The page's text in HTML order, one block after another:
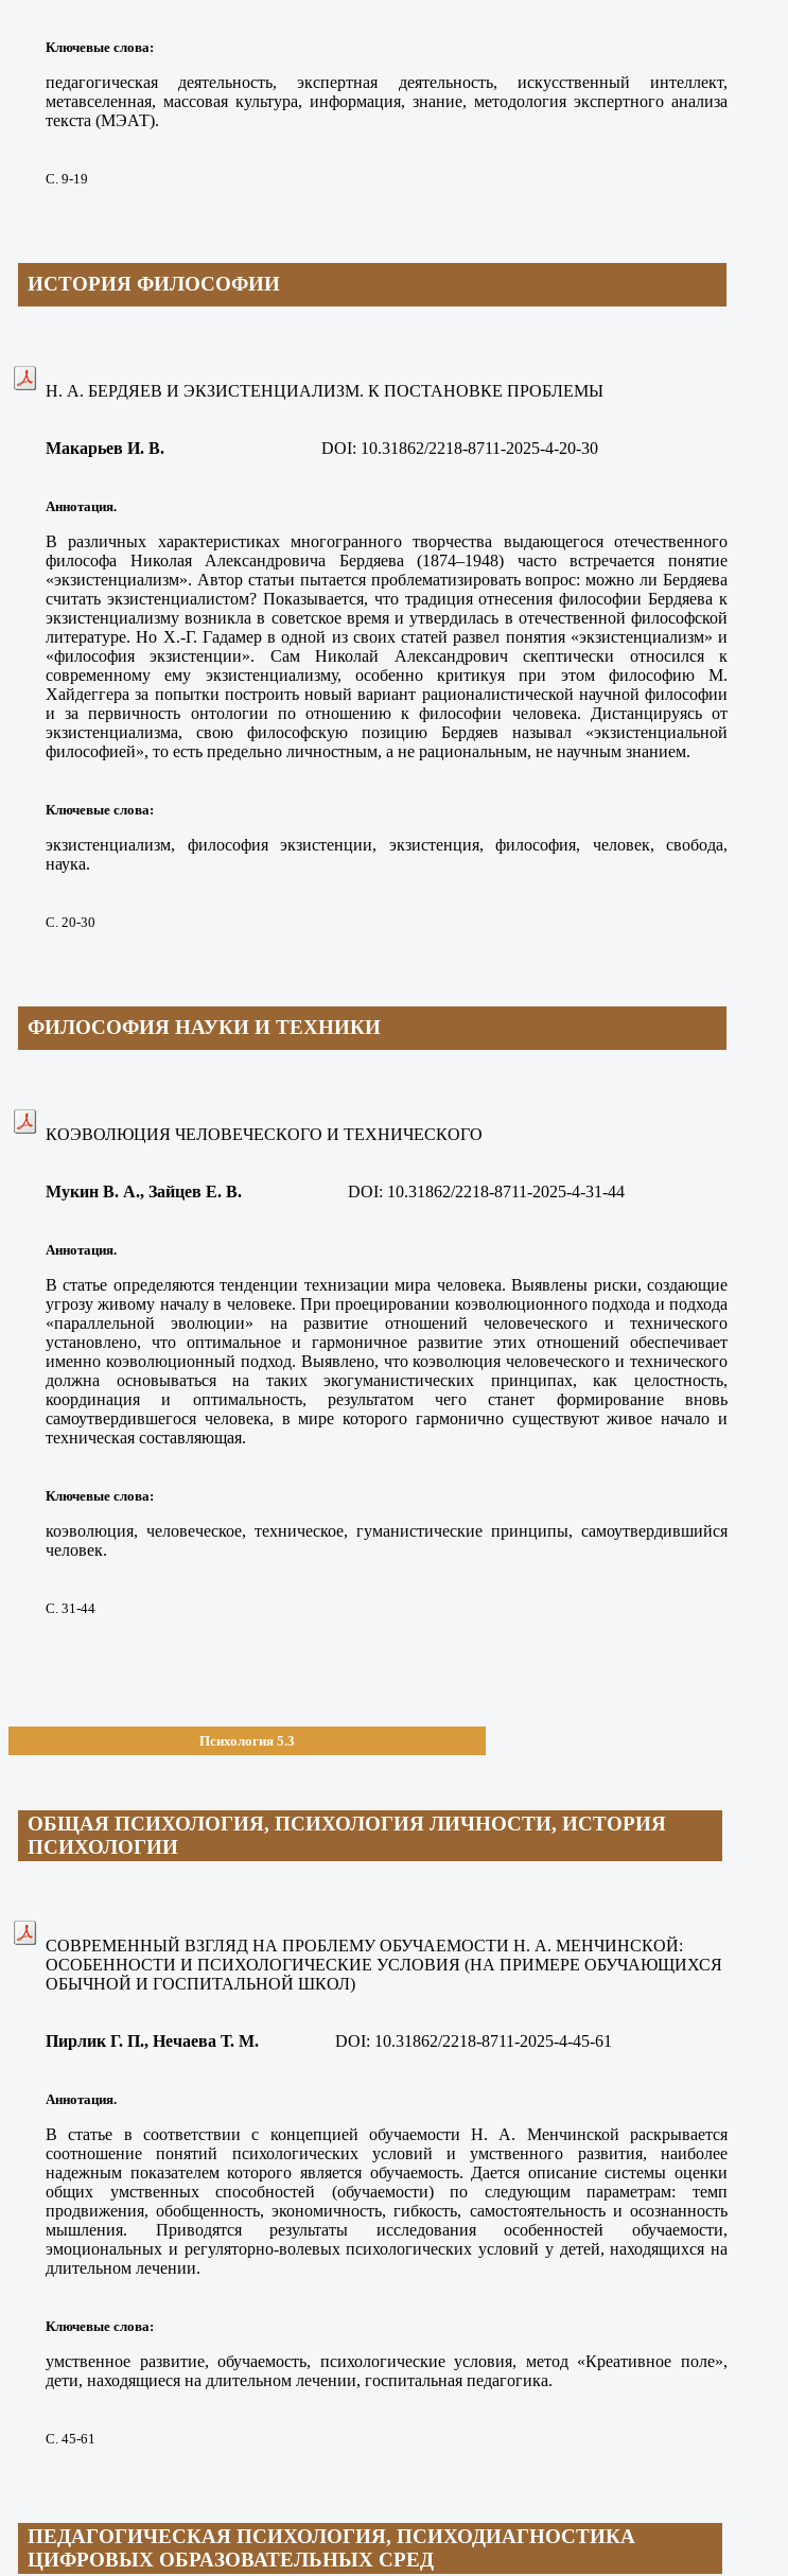
Ключевые слова:
педагогическая деятельность, экспертная деятельность, искусственный интеллект,
метавселенная, массовая культура, информация, знание, методология экспертного анализа
текста (МЭАТ).
С. 9-19
ИСТОРИЯ ФИЛОСОФИИ
Н. А. БЕРДЯЕВ И ЭКЗИСТЕНЦИАЛИЗМ. К ПОСТАНОВКЕ ПРОБЛЕМЫ
Макарьев И. В. DOI: 10.31862/2218-8711-2025-4-20-30
Аннотация.
В различных характеристиках многогранного творчества выдающегося отечественного
философа Николая Александровича Бердяева (1874–1948) часто встречается понятие
«экзистенциализм». Автор статьи пытается проблематизировать вопрос: можно ли Бердяева
считать экзистенциалистом? Показывается, что традиция отнесения философии Бердяева к
экзистенциализму возникла в советское время и утвердилась в отечественной философской
литературе. Но Х.-Г. Гадамер в одной из своих статей развел понятия «экзистенциализм» и
«философия экзистенции». Сам Николай Александрович скептически относился к
современному ему экзистенциализму, особенно критикуя при этом философию М.
Хайдеггера за попытки построить новый вариант рационалистической научной философии
и за первичность онтологии по отношению к философии человека. Дистанцируясь от
экзистенциализма, свою философскую позицию Бердяев называл «экзистенциальной
философией», то есть предельно личностным, а не рациональным, не научным знанием.
Ключевые слова:
экзистенциализм, философия экзистенции, экзистенция, философия, человек, свобода,
наука.
С. 20-30
ФИЛОСОФИЯ НАУКИ И ТЕХНИКИ
КОЭВОЛЮЦИЯ ЧЕЛОВЕЧЕСКОГО И ТЕХНИЧЕСКОГО
Мукин В. А., Зайцев Е. В. DOI: 10.31862/2218-8711-2025-4-31-44
Аннотация.
В статье определяются тенденции технизации мира человека. Выявлены риски, создающие
угрозу живому началу в человеке. При проецировании коэволюционного подхода и подхода
«параллельной эволюции» на развитие отношений человеческого и технического
установлено, что оптимальное и гармоничное развитие этих отношений обеспечивает
именно коэволюционный подход. Выявлено, что коэволюция человеческого и технического
должна основываться на таких экогуманистических принципах, как целостность,
координация и оптимальность, результатом чего станет формирование вновь
самоутвердившегося человека, в мире которого гармонично существуют живое начало и
техническая составляющая.
Ключевые слова:
коэволюция, человеческое, техническое, гуманистические принципы, самоутвердившийся
человек.
С. 31-44
Психология 5.3
ОБЩАЯ ПСИХОЛОГИЯ, ПСИХОЛОГИЯ ЛИЧНОСТИ, ИСТОРИЯ
ПСИХОЛОГИИ
СОВРЕМЕННЫЙ ВЗГЛЯД НА ПРОБЛЕМУ ОБУЧАЕМОСТИ Н. А. МЕНЧИНСКОЙ:
ОСОБЕННОСТИ И ПСИХОЛОГИЧЕСКИЕ УСЛОВИЯ (НА ПРИМЕРЕ ОБУЧАЮЩИХСЯ
ОБЫЧНОЙ И ГОСПИТАЛЬНОЙ ШКОЛ)
Пирлик Г. П., Нечаева Т. М. DOI: 10.31862/2218-8711-2025-4-45-61
Аннотация.
В статье в соответствии с концепцией обучаемости Н. А. Менчинской раскрывается
соотношение понятий психологических условий и умственного развития, наиболее
надежным показателем которого является обучаемость. Дается описание системы оценки
общих умственных способностей (обучаемости) по следующим параметрам: темп
продвижения, обобщенность, экономичность, гибкость, самостоятельность и осознанность
мышления. Приводятся результаты исследования особенностей обучаемости,
эмоциональных и регуляторно-волевых психологических условий у детей, находящихся на
длительном лечении.
Ключевые слова:
умственное развитие, обучаемость, психологические условия, метод «Креативное поле»,
дети, находящиеся на длительном лечении, госпитальная педагогика.
С. 45-61
ПЕДАГОГИЧЕСКАЯ ПСИХОЛОГИЯ, ПСИХОДИАГНОСТИКА
ЦИФРОВЫХ ОБРАЗОВАТЕЛЬНЫХ СРЕД